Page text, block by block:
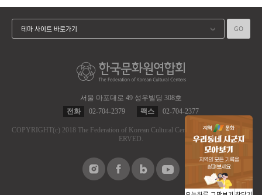
서울 마포대로 49 성우빌딩 308호
전화
02-704-2379 팩스 02-704-2377
COPYRIGHT(c) 2018 The Federation of Korean Cultural Centers.
ALL RIGHT RES
ERVED.
테마 사이트 바로가기 GO